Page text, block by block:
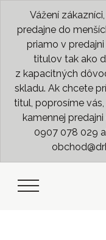
Vážení
predajne do
priamo v
titulov tak ako
z kapacitných
skladu. Ak chcete
titul, poprosíme
kamennej
0907 078 029